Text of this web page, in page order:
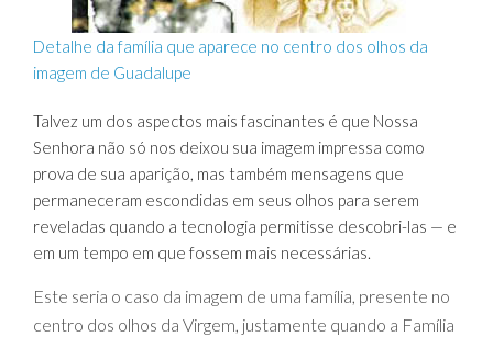
Detalhe da família que aparece no centro dos olhos da
imagem de Guadalupe
Talvez um dos aspectos mais fascinantes é que Nossa
Senhora não só nos deixou sua imagem impressa como
prova de sua aparição, mas também mensagens que
permaneceram escondidas em seus olhos para serem
reveladas quando a tecnologia permitisse descobri-las — e
em um tempo em que fossem mais necessárias.
Este seria o caso da imagem de uma família, presente no
centro dos olhos da Virgem, justamente quando a Família